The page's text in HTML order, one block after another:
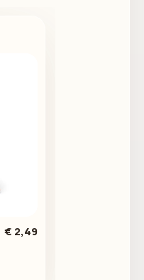
€ 2,49